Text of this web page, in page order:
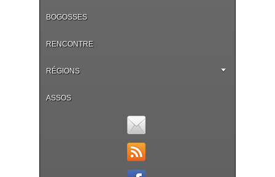
BOGOSSES
RENCONTRE
RÉGIONS
ASSOS